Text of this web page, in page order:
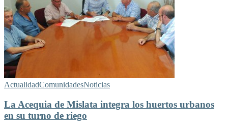
ActualidadComunidadesNoticias
La Acequia de Mislata integra los huertos urbanos
en su turno de riego